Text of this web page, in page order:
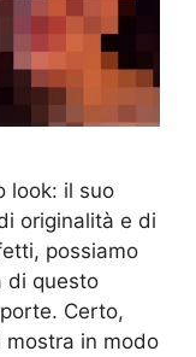
look: il suo
originalità e di
possiamo
di questo
Certo,
mostra in modo